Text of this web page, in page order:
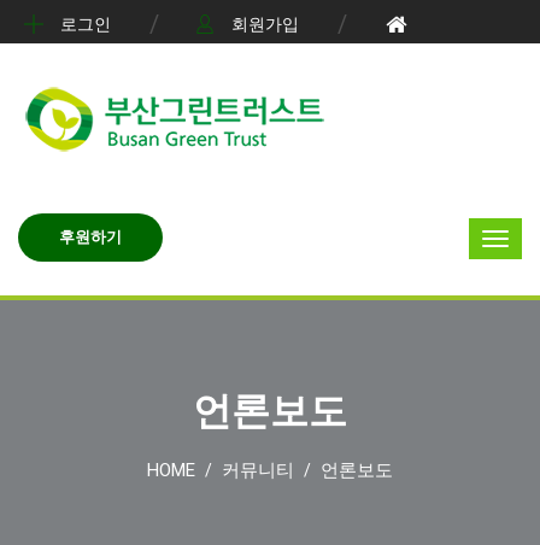
로그인 회원가입
후원하기
언론보도
HOME / 커뮤니티 / 언론보도